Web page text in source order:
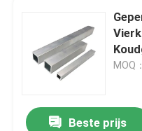
MOQ
Beste prijs